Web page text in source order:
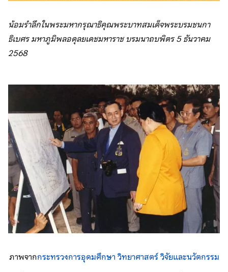
น้อมรำลึกในพระมหากรุณาธิคุณพระบาทสมเด็จพระบรมชนกา
ธิเบศร มหาภูมิพลอดุลยเดชมหาราช บรมนาถบพิตร 5 ธันวาคม
2568
ภาพจากกระทรวงการอุดมศึกษา วิทยาศาสตร์ วิจัยและนวัตกรรม